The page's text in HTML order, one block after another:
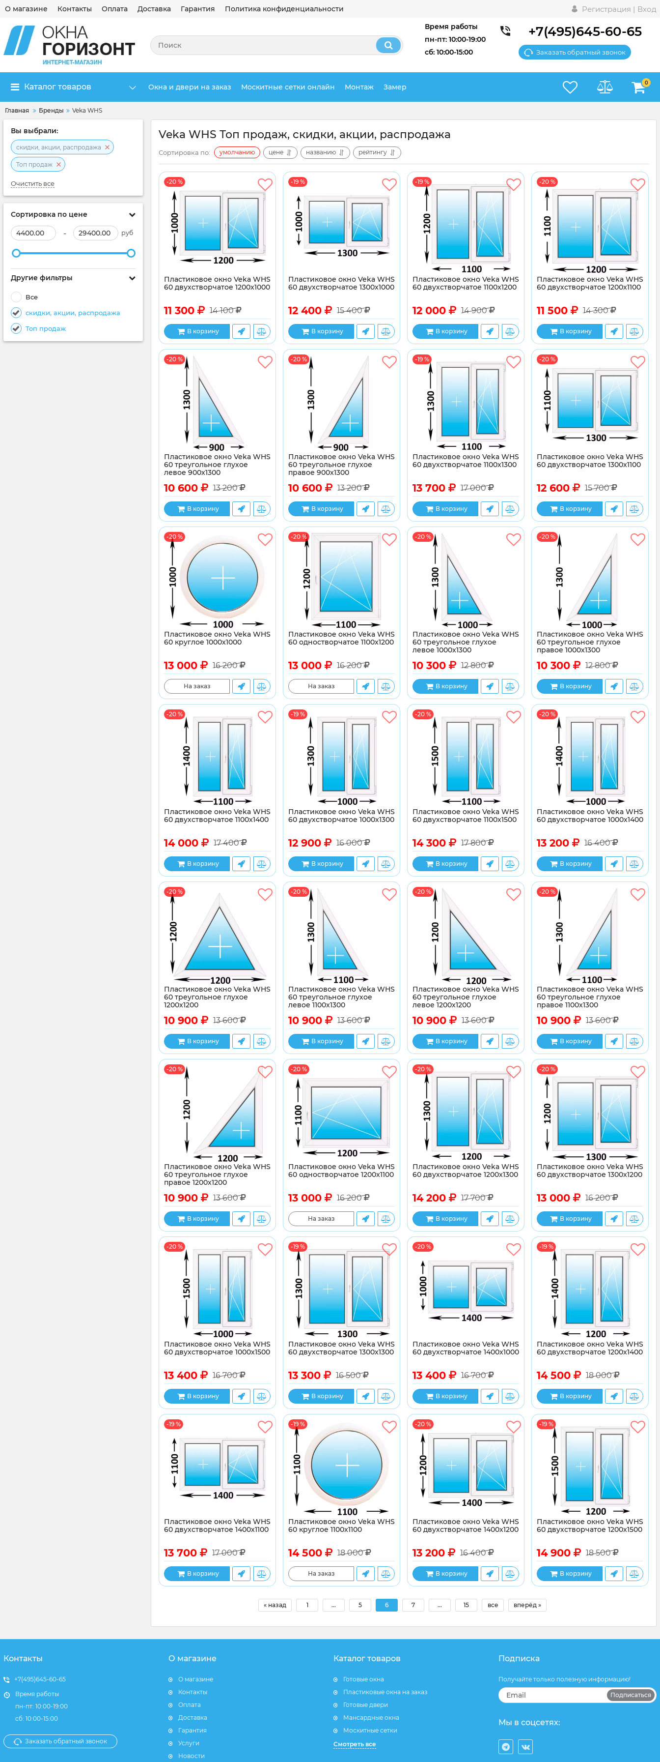
О магазине Контакты Оплата Доставка Гарантия Политика конфиденциальности Регистрация | Вход
Время работы
пн-пт: 10:00-19:00
сб: 10:00-15:00
+7(495)645-60-65
Заказать обратный звонок
Каталог товаров Окна и двери на заказ Москитные сетки онлайн Монтаж Замер 0
Главная Бренды Veka WHS
Вы выбрали:
скидки, акции, распродажа
Топ продаж
Очистить все
Сортировка по цене
- руб
Другие фильтры
Все
скидки, акции, распродажа
Топ продаж
Veka WHS Топ продаж, скидки, акции, распродажа
Сортировка по: умолчанию цене названию рейтингу
-20 %
Пластиковое окно Veka WHS
60 двухстворчатое 1200x1000
11 300 14 100
В корзину
-19 %
Пластиковое окно Veka WHS
60 двухстворчатое 1300x1000
12 400 15 400
В корзину
-19 %
Пластиковое окно Veka WHS
60 двухстворчатое 1100x1200
12 000 14 900
В корзину
-20 %
Пластиковое окно Veka WHS
60 двухстворчатое 1200x1100
11 500 14 300
В корзину
-20 %
Пластиковое окно Veka WHS
60 треугольное глухое
левое 900x1300
10 600 13 200
В корзину
-20 %
Пластиковое окно Veka WHS
60 треугольное глухое
правое 900x1300
10 600 13 200
В корзину
-19 %
Пластиковое окно Veka WHS
60 двухстворчатое 1100x1300
13 700 17 000
В корзину
-20 %
Пластиковое окно Veka WHS
60 двухстворчатое 1300x1100
12 600 15 700
В корзину
-20 %
Пластиковое окно Veka WHS
60 круглое 1000x1000
13 000 16 200
На заказ
-20 %
Пластиковое окно Veka WHS
60 одностворчатое 1100x1200
13 000 16 200
На заказ
-20 %
Пластиковое окно Veka WHS
60 треугольное глухое
левое 1000x1300
10 300 12 800
В корзину
-20 %
Пластиковое окно Veka WHS
60 треугольное глухое
правое 1000x1300
10 300 12 800
В корзину
-20 %
Пластиковое окно Veka WHS
60 двухстворчатое 1100x1400
14 000 17 400
В корзину
-19 %
Пластиковое окно Veka WHS
60 двухстворчатое 1000x1300
12 900 16 000
В корзину
-20 %
Пластиковое окно Veka WHS
60 двухстворчатое 1100x1500
14 300 17 800
В корзину
-20 %
Пластиковое окно Veka WHS
60 двухстворчатое 1000x1400
13 200 16 400
В корзину
-20 %
Пластиковое окно Veka WHS
60 треугольное глухое
1200x1200
10 900 13 600
В корзину
-20 %
Пластиковое окно Veka WHS
60 треугольное глухое
левое 1100x1300
10 900 13 600
В корзину
-20 %
Пластиковое окно Veka WHS
60 треугольное глухое
левое 1200x1200
10 900 13 600
В корзину
-20 %
Пластиковое окно Veka WHS
60 треугольное глухое
правое 1100x1300
10 900 13 600
В корзину
-20 %
Пластиковое окно Veka WHS
60 треугольное глухое
правое 1200x1200
10 900 13 600
В корзину
-20 %
Пластиковое окно Veka WHS
60 одностворчатое 1200x1100
13 000 16 200
На заказ
-20 %
Пластиковое окно Veka WHS
60 двухстворчатое 1200x1300
14 200 17 700
В корзину
-20 %
Пластиковое окно Veka WHS
60 двухстворчатое 1300x1200
13 000 16 200
В корзину
-20 %
Пластиковое окно Veka WHS
60 двухстворчатое 1000x1500
13 400 16 700
В корзину
-19 %
Пластиковое окно Veka WHS
60 двухстворчатое 1300x1300
13 300 16 500
В корзину
-20 %
Пластиковое окно Veka WHS
60 двухстворчатое 1400x1000
13 400 16 700
В корзину
-19 %
Пластиковое окно Veka WHS
60 двухстворчатое 1200x1400
14 500 18 000
В корзину
-19 %
Пластиковое окно Veka WHS
60 двухстворчатое 1400x1100
13 700 17 000
В корзину
-19 %
Пластиковое окно Veka WHS
60 круглое 1100x1100
14 500 18 000
На заказ
-20 %
Пластиковое окно Veka WHS
60 двухстворчатое 1400x1200
13 200 16 400
В корзину
-19 %
Пластиковое окно Veka WHS
60 двухстворчатое 1200x1500
14 900 18 500
В корзину
« назад 1 ... 5 6 7 ... 15 все вперёд »
Контакты
+7(495)645-60-65
Время работы
пн-пт: 10:00-19:00
сб: 10:00-15:00
Заказать обратный звонок
О магазине
О магазине
Контакты
Оплата
Доставка
Гарантия
Услуги
Новости
Каталог товаров
Готовые окна
Пластиковые окна на заказ
Готовые двери
Мансардные окна
Москитные сетки
Смотреть все
Подписка
Получайте только полезную информацию!
Подписаться
Мы в соцсетях: